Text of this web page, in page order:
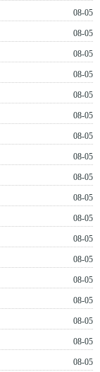
08-05
08-05
08-05
08-05
08-05
08-05
08-05
08-05
08-05
08-05
08-05
08-05
08-05
08-05
08-05
08-05
08-05
08-05